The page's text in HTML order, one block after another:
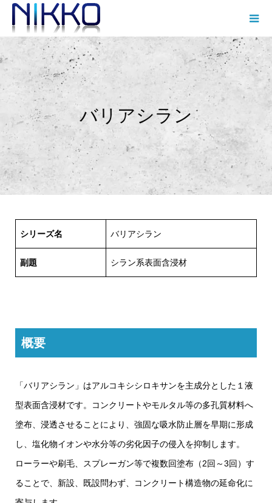
バリアシラン
シリーズ名 バリアシラン
副題 シラン系表面含浸材
概要
「バリアシラン」はアルコキシシロキサンを主成分とした１液
型表面含浸材です。コンクリートやモルタル等の多孔質材料へ
塗布、浸透させることにより、強固な吸水防止層を早期に形成
し、塩化物イオンや水分等の劣化因子の侵入を抑制します。
ローラーや刷毛、スプレーガン等で複数回塗布（2回～3回）す
ることで、新設、既設問わず、コンクリート構造物の延命化に